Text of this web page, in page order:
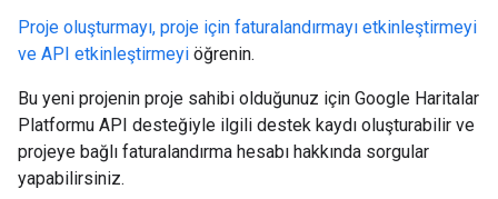
Proje oluşturmayı, proje için faturalandırmayı etkinleştirmeyi
ve API etkinleştirmeyi öğrenin.
Bu yeni projenin proje sahibi olduğunuz için Google Haritalar
Platformu API desteğiyle ilgili destek kaydı oluşturabilir ve
projeye bağlı faturalandırma hesabı hakkında sorgular
yapabilirsiniz.